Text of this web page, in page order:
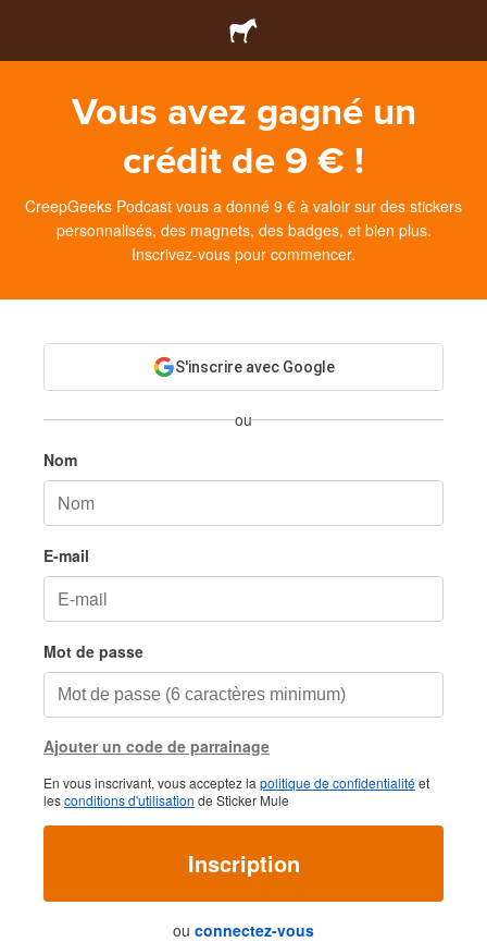
Vous avez gagné un
crédit de 9 € !
CreepGeeks Podcast vous a donné 9 € à valoir sur des stickers
personnalisés, des magnets, des badges, et bien plus.
Inscrivez-vous pour commencer.
S'inscrire avec Google
ou
Nom
E-mail
Mot de passe
Ajouter un code de parrainage
En vous inscrivant, vous acceptez la politique de confidentialitéet
lesconditions d'utilisation de Sticker Mule
Inscription
ou connectez-vous